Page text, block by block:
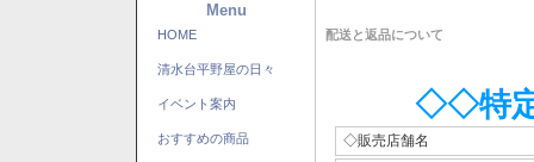
Menu
HOME
清水台平野屋の日々
イベント案内
おすすめの商品
配送と返品について
◇◇特
◇販売店舗名